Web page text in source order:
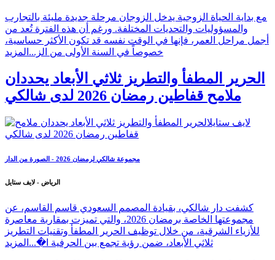
مع بداية الحياة الزوجية يدخل الزوجان مرحلة جديدة مليئة بالتجارب
والمسؤوليات والتحديات المختلفة. ورغم أن هذه الفترة تُعد من
أجمل مراحل العمر، فإنها في الوقت نفسه قد تكون الأكثر حساسية،
خصوصاً في السنة الأولى من الز... المزيد
الحرير المطفأ والتطريز ثلاثي الأبعاد يحددان
ملامح قفاطين رمضان 2026 لدى شالكي
مجموعة شالكي لرمضان 2026 - الصورة من الدار
الرياض - لايف ستايل
كشفت دار شالكي، بقيادة المصمم السعودي قاسم القاسم، عن
مجموعتها الخاصة برمضان 2026، والتي تميزت بمقاربة معاصرة
للأزياء الشرقية، من خلال توظيف الحرير المطفأ وتقنيات التطريز
ثلاثي الأبعاد، ضمن رؤية تجمع بين الحرفية ا�... المزيد